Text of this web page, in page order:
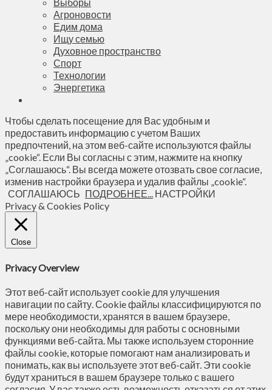
Выборы
Агроновости
Едим дома
Ищу семью
Духовное пространство
Спорт
Технологии
Энергетика
Чтобы сделать посещение для Вас удобным и
предоставить информацию с учетом Ваших
предпочтений, на этом веб-сайте используются файлы
„cookie“. Если Вы согласны с этим, нажмите на кнопку
„Соглашаюсь“. Вы всегда можете отозвать свое согласие,
изменив настройки браузера и удалив файлы „cookie“.
СОГЛАШАЮСЬ ПОДРОБНЕЕ... НАСТРОЙКИ
Privacy & Cookies Policy
Close
Privacy Overview
Этот веб-сайт использует cookie для улучшения
навигации по сайту. Сookie файлы классифицируются по
мере необходимости, хранятся в вашем браузере,
поскольку они необходимы для работы с основными
функциями веб-сайта. Мы также используем сторонние
файлы cookie, которые помогают нам анализировать и
понимать, как вы используете этот веб-сайт. Эти cookie
будут храниться в вашем браузере только с вашего